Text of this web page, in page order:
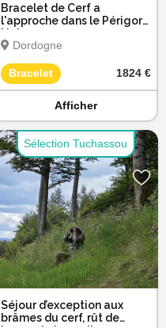
Bracelet de Cerf a
l'approche dans le Périgord
Noir
Dordogne
Bracelet 1824 €
Afficher
Sélection Tuchassou
Séjour d’exception aux
brâmes du cerf, rût de